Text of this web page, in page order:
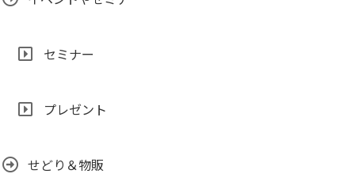
セミナー
プレゼント
せどり＆物販